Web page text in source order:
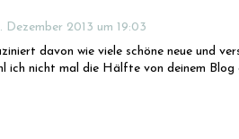
Dezember 2013 um 19:03
davon wie viele schöne neue und
ich nicht mal die Hälfte von deinem Blog